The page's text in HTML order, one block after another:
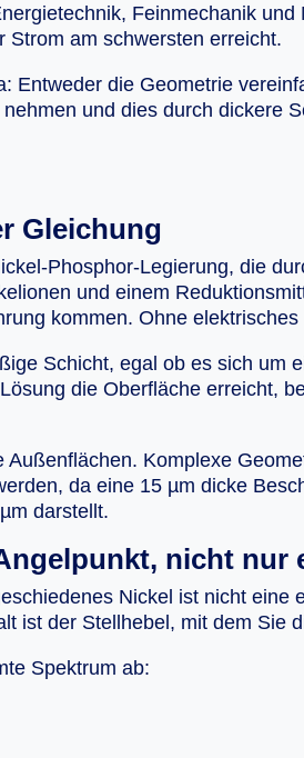
Feinmechanik
Strom am schwersten erreicht.
Entweder die Geometrie
und dies durch dickere
Gleichung
Phosphor-Legierung, die
und einem
kommen. Ohne
Schicht, egal ob es sich um
die Oberfläche erreicht,
Komplexe
da eine 15 µm dicke
darstellt.
nicht nur
Nickel ist nicht
ist der Stellhebel, mit dem Sie
Spektrum ab: